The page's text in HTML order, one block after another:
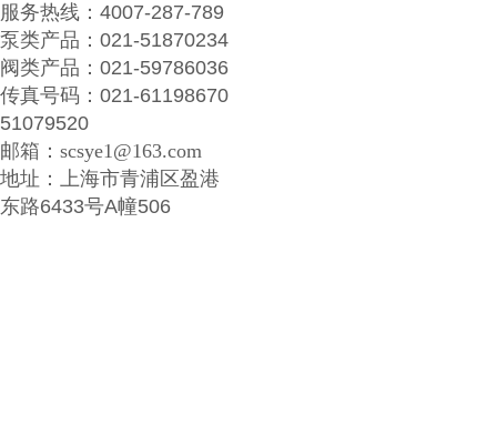
服务热线： 4007-287-789
泵类产品： 021-51870234
阀类产品 ： 021-59786036
传真号码： 021-61198670
51079520
邮箱： scsye1@163.com
地址： 上海市青浦区盈港
东路6433号A幢506